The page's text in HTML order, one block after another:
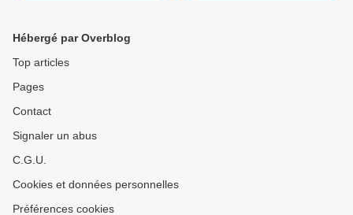
Hébergé par Overblog
Top articles
Pages
Contact
Signaler un abus
C.G.U.
Cookies et données personnelles
Préférences cookies